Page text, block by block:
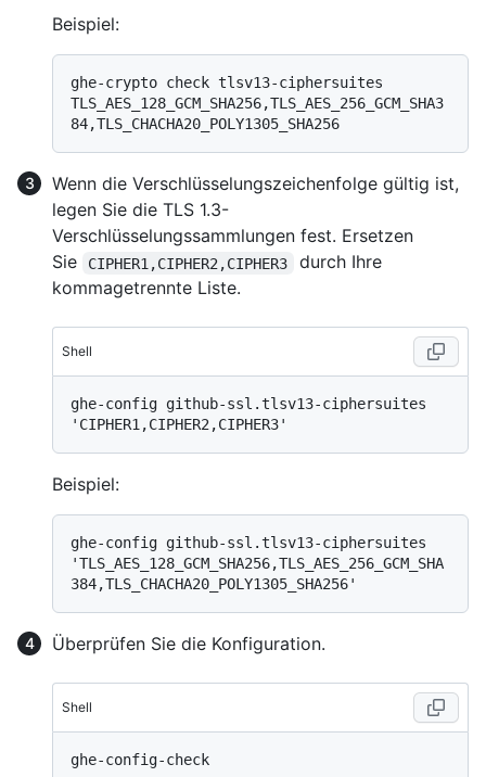
Beispiel:
ghe-crypto check tlsv13-ciphersuites
TLS_AES_128_GCM_SHA256,TLS_AES_256_GCM_SHA3
Wenn die Verschlüsselungszeichenfolge gültig ist,
legen Sie die TLS 1.3-
Verschlüsselungssammlungen fest. Ersetzen
Sie
CIPHER1,CIPHER2,CIPHER3
durch Ihre
kommagetrennte Liste.
Shell
ghe-config github-ssl.tlsv13-ciphersuites
Beispiel:
ghe-config github-ssl.tlsv13-ciphersuites
'TLS_AES_128_GCM_SHA256,TLS_AES_256_GCM_SHA
Überprüfen Sie die Konfiguration.
Shell